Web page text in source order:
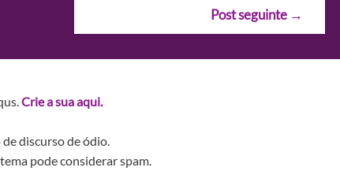
Post seguinte →
Crie a sua aqui.
discurso de ódio.
pode considerar spam.